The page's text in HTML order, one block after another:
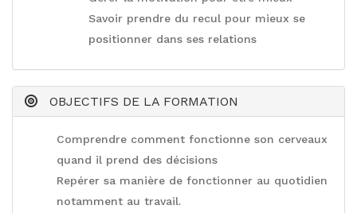
Savoir prendre du recul pour mieux se
positionner dans ses relations
OBJECTIFS DE LA FORMATION
Comprendre comment fonctionne son cerveaux
quand il prend des décisions
Repérer sa manière de fonctionner au quotidien
notamment au travail.